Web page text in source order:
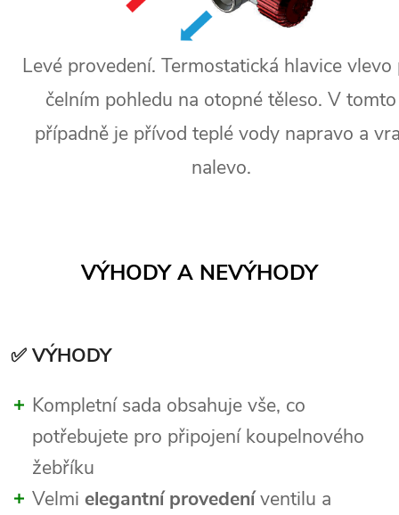
Levé provedení. Termostatická hlavice vlevo
čelním pohledu na otopné těleso. V tomto
případně je přívod teplé vody napravo a
nalevo.
VÝHODY A NEVÝHODY
✅ VÝHODY
Kompletní sada obsahuje vše, co
potřebujete pro připojení koupelnového
žebříku
Velmi elegantní provedeníventilu a